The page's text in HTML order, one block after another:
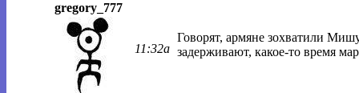
gregory_777
11:32a
Говорят, армяне зохватили
задерживают, какое-то время